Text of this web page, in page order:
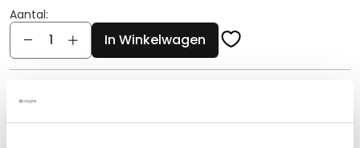
M
a
k
a
n
Aantal:
Aantal In Winkelwagen
Omschrijving
Protective Drops met een magische, ultralichte